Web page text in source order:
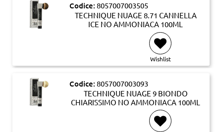
Codice: 8057007003505
TECHNIQUE NUAGE 8.71 CANNELLA
ICE NO AMMONIACA 100ML
Wishlist
Codice: 8057007003093
TECHNIQUE NUAGE 9 BIONDO
CHIARISSIMO NO AMMONIACA 100ML